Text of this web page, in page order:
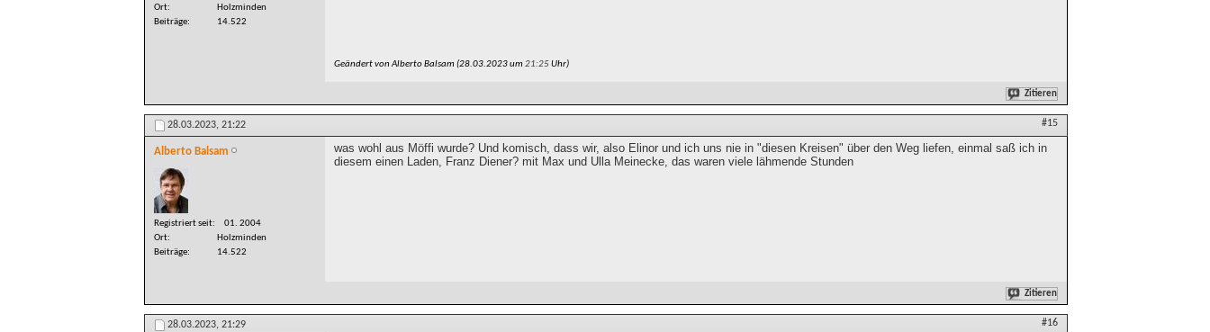
Ort
Holzminden
Beiträge
14.522
Geändert von Alberto Balsam (28.03.2023 um21:25Uhr)
Zitieren
28.03.2023, 21:22 #15
Alberto Balsam
Registriert seit
01. 2004
Ort
Holzminden
Beiträge
14.522
was wohl aus Möffi wurde? Und komisch, dass wir, also Elinor und ich uns nie in "diesen Kreisen" über den Weg liefen, einmal saß ich in
diesem einen Laden, Franz Diener? mit Max und Ulla Meinecke, das waren viele lähmende Stunden
Zitieren
28.03.2023, 21:29 #16